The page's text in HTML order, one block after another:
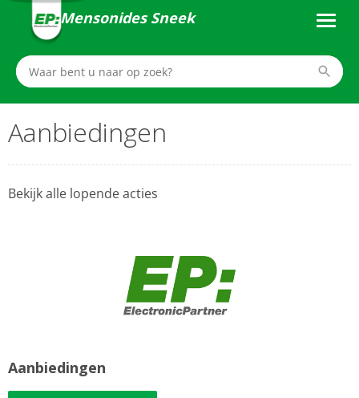
Mensonides Sneek
Aanbiedingen
Bekijk alle lopende acties
Aanbiedingen